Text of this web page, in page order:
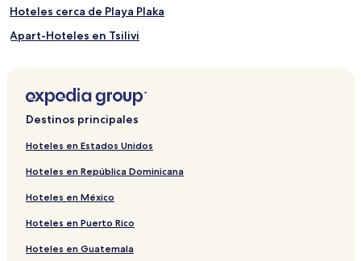
Hoteles cerca de Playa Plaka
Apart-Hoteles en Tsilivi
Hoteles baratos en Zante
Villas en Playa Plaka
Hoteles cerca de Playa Gerakas
Hoteles en Mouzaki
Hoteles todo incluido en Zante
Destinos principales
Hoteles en Estados Unidos
Hoteles en República Dominicana
Hoteles en México
Hoteles en Puerto Rico
Hoteles en Guatemala